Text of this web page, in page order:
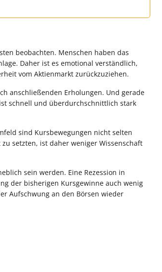
beobachten. Menschen haben das
Daher ist es emotional verständlich,
vom Aktienmarkt zurückzuziehen.
anschließenden Erholungen. Und gerade
schnell und überdurchschnittlich stark
sind Kursbewegungen nicht selten
setzten, ist daher weniger Wissenschaft
sein werden. Eine Rezession in
der bisherigen Kursgewinne auch wenig
Aufschwung an den Börsen wieder